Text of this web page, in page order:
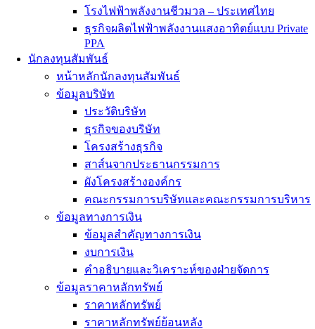
โรงไฟฟ้าพลังงานชีวมวล – ประเทศไทย
ธุรกิจผลิตไฟฟ้าพลังงานแสงอาทิตย์แบบ Private
PPA
นักลงทุนสัมพันธ์
หน้าหลักนักลงทุนสัมพันธ์
ข้อมูลบริษัท
ประวัติบริษัท
ธุรกิจของบริษัท
โครงสร้างธุรกิจ
สาส์นจากประธานกรรมการ
ผังโครงสร้างองค์กร
คณะกรรมการบริษัทและคณะกรรมการบริหาร
ข้อมูลทางการเงิน
ข้อมูลสำคัญทางการเงิน
งบการเงิน
คำอธิบายและวิเคราะห์ของฝ่ายจัดการ
ข้อมูลราคาหลักทรัพย์
ราคาหลักทรัพย์
ราคาหลักทรัพย์ย้อนหลัง